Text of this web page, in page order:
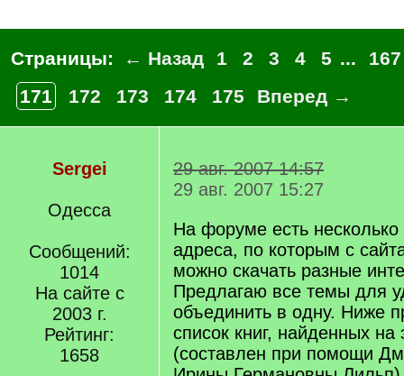
Страницы: ← Назад 1 2 3 4 5 ...
167
171
172 173 174 175 Вперед →
Sergei
Одесса
Сообщений:
1014
На сайте с
2003 г.
Рейтинг:
1658
29 авг. 2007 14:57
29 авг. 2007 15:27
На форуме есть несколько
адреса, по которым с
можно скачать разные
Предлагаю все темы для
объединить в одну. Ниже
список книг, найденных на
(составлен при помощи